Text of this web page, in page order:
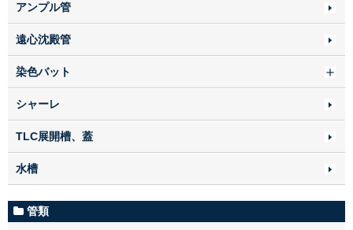
アンプル管
遠心沈殿管
染色バット
シャーレ
TLC展開槽、蓋
水槽
管類